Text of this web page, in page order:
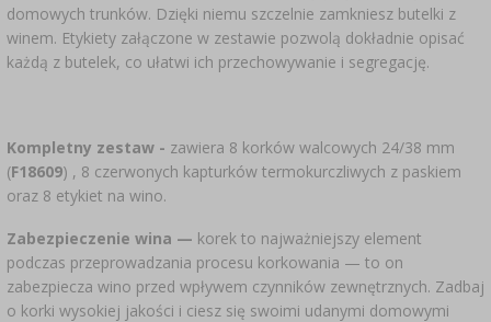
OSŁONKI
PEKLE, MARYNATY I ZIOŁA ›
KULTURY BAKTERII
LITERATURA WĘDLINIARSTWO
KORKOWANIE ›
MIERNIKI, WSKAŹNIKI
BUTELKI ›
GĄSIORY
PRZYPRAWY
BADANIA PIWA
LEJKI
DROŻDŻE GORZELNICZE
SUBSTANCJE DODATKOWE
ETYKIETY
BADANIA ALKOHOLU
PRZECHOWYWANIE
GADŻETY DOMOWE
domowych trunków. Dzięki niemu szczelnie zamkniesz butelki z
winem. Etykiety załączone w zestawie pozwolą dokładnie opisać
każdą z butelek, co ułatwi ich przechowywanie i segregację.
Kompletny zestaw - zawiera 8 korków walcowych 24/38 mm
(F18609) , 8 czerwonych kapturków termokurczliwych z paskiem
oraz 8 etykiet na wino.
Zabezpieczenie wina — korek to najważniejszy element
podczas przeprowadzania procesu korkowania — to on
zabezpiecza wino przed wpływem czynników zewnętrznych. Zadbaj
o korki wysokiej jakości i ciesz się swoimi udanymi domowymi